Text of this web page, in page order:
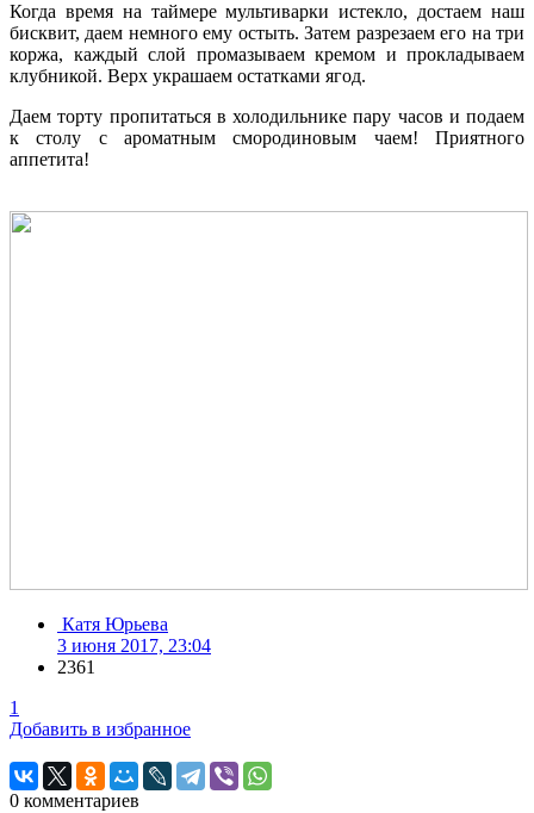
Когда время на таймере мультиварки истекло, достаем наш
бисквит, даем немного ему остыть. Затем разрезаем его на три
коржа, каждый слой промазываем кремом и прокладываем
клубникой. Верх украшаем остатками ягод.
Даем торту пропитаться в холодильнике пару часов и подаем
к столу с ароматным смородиновым чаем! Приятного
аппетита!
Катя Юрьева
3 июня 2017, 23:04
2361
1
Добавить в избранное
0 комментариев